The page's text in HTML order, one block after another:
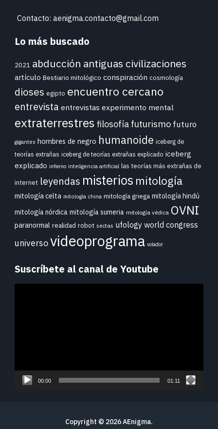
Contacto: aenigma.contacto@gmail.com
Lo más buscado
2021 abducción antiguas civilizaciones
artículo Bestiario mitológico conspiración cosmología
dioses egipto encuentro cercano
entrevista entrevistas experimento mental
extraterrestres filosofía futurismo futuro
gigantes hombres de negro humanoide iceberg de
teorías extrañas iceberg de teorías extrañas explicado iceberg
explicado infierno inteligencia artificial las teorías más extrañas de
internet leyendas misterios mitología
mitología celta mitología china mitología griega mitología hindú
mitología nórdica mitología sumeria mitología védica OVNI
paranormal realidad robot sectas ufology world congress
universovideoprograma volador
Suscríbete al canal de Youtube
00:00 01:11
Copyright © 2026AEnigma.